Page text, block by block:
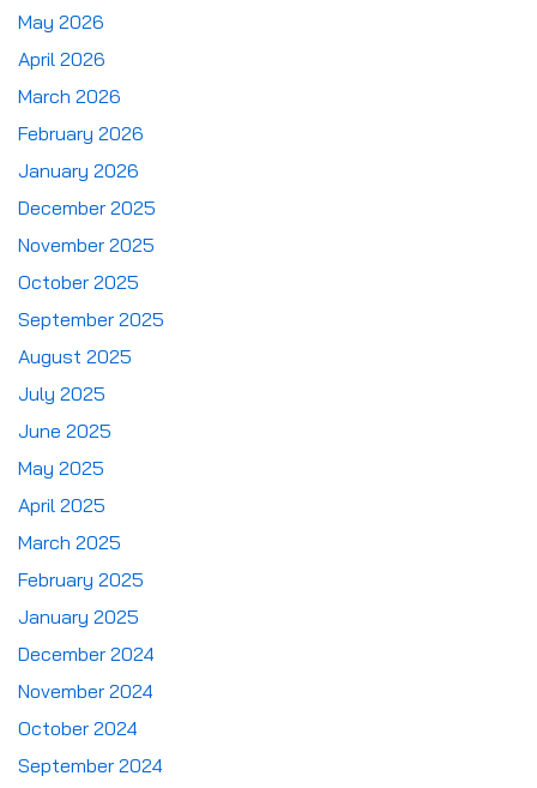
May 2026
April 2026
March 2026
February 2026
January 2026
December 2025
November 2025
October 2025
September 2025
August 2025
July 2025
June 2025
May 2025
April 2025
March 2025
February 2025
January 2025
December 2024
November 2024
October 2024
September 2024